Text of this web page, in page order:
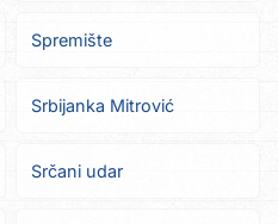
Spremište
Srbijanka Mitrović
Srčani udar